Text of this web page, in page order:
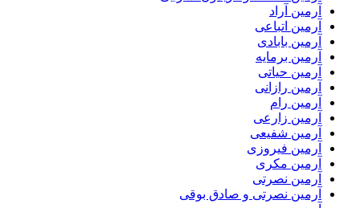
آرمین آراد
آرمین اتباعی
آرمین بابادی
آرمین برمایه
آرمین حیاتی
آرمین رازانی
آرمین رام
آرمین زارعی
آرمین شفیعی
آرمین فیروزی
آرمین مکری
آرمین نصرتی
آرمین نصرتی و صادق بوقی